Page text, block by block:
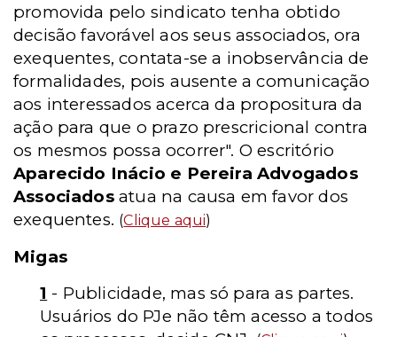
promovida pelo sindicato tenha obtido
decisão favorável aos seus associados, ora
exequentes, contata-se a inobservância de
formalidades, pois ausente a comunicação
aos interessados acerca da propositura da
ação para que o prazo prescricional contra
os mesmos possa ocorrer". O escritório
Aparecido Inácio e Pereira Advogados
Associadosatua na causa em favor dos
exequentes. (Clique aqui)
Migas
1 - Publicidade, mas só para as partes.
Usuários do PJe não têm acesso a todos